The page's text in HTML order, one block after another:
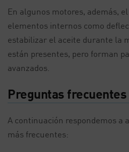
En algunos motores, además,
elementos internos como
estabilizar el aceite durante la
están presentes, pero forman
avanzados.
Preguntas
A continuación respondemos a
más frecuentes: